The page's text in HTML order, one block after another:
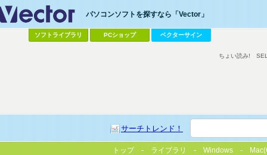
パソコンソフトを探すなら「Vector」
ソフトライブラリ PCショップ ベクターサイン
サーチトレンド！
ちょい読み!
トップ ライブラリ Windows